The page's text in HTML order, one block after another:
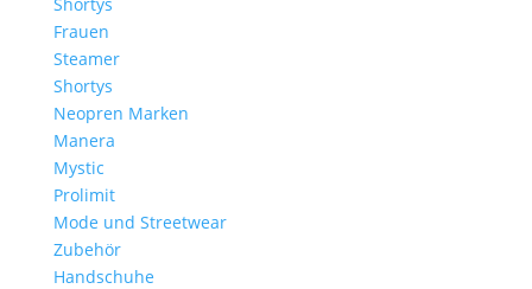
Frauen
Steamer
Shortys
Neopren Marken
Manera
Mystic
Prolimit
Mode und Streetwear
Zubehör
Handschuhe